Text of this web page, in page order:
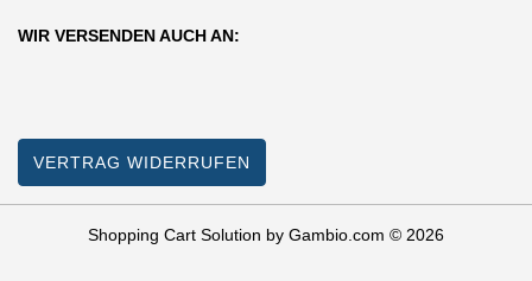
WIR VERSENDEN AUCH AN:
VERTRAG WIDERRUFEN
Shopping Cart Solution by Gambio.com © 2026